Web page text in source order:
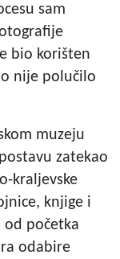
sam
bio korišten
nije polučilo
muzeju
zatekao
kraljevske
knjige i
od početka
odabire